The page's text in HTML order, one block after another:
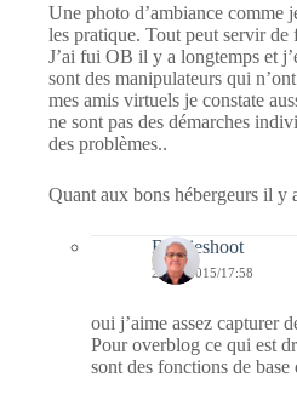
Une photo d’ambiance comme
les pratique. Tout peut servir de
J’ai fui OB il y a longtemps et
sont des manipulateurs qui
mes amis virtuels je constate
ne sont pas des démarches
des problèmes..
Quant aux bons hébergeurs il y
Bernieshoot
20/01/2015/17:58
oui j’aime assez capturer
Pour overblog ce qui est
sont des fonctions de base